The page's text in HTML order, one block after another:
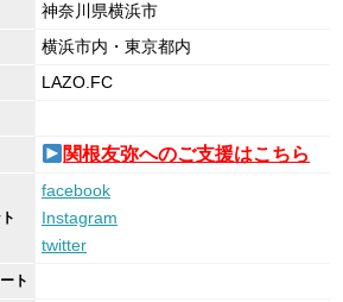
神奈川県横浜市
横浜市内・東京都内
LAZO.FC
関根友弥へのご支援はこちら
facebook
Instagram
twitter
ト